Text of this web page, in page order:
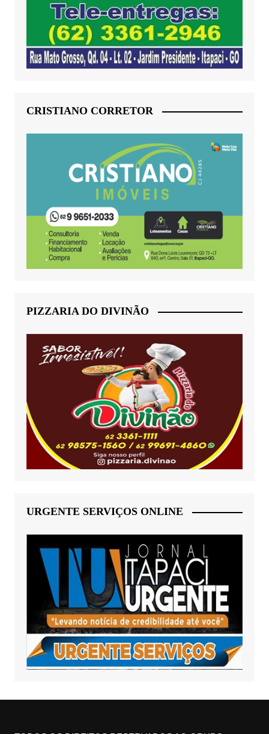
CRISTIANO CORRETOR
PIZZARIA DO DIVINÃO
URGENTE SERVIÇOS ONLINE